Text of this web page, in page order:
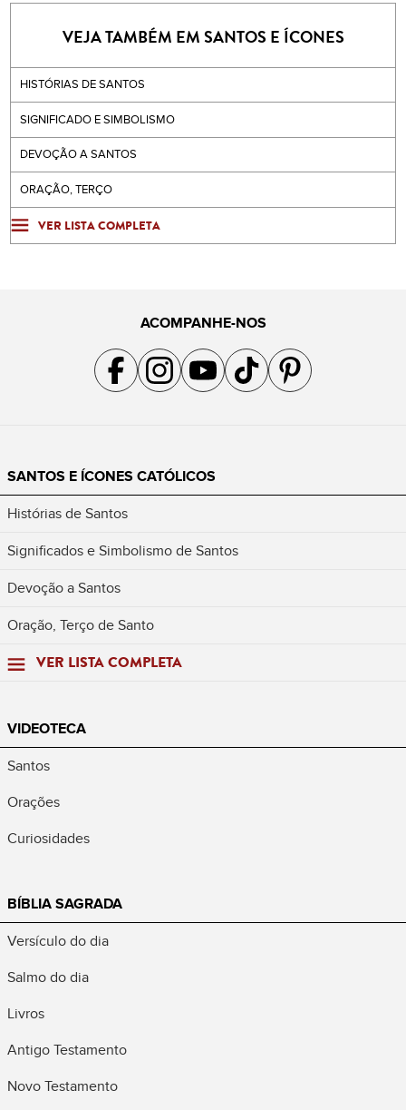
VEJA TAMBÉM EM SANTOS E ÍCONES
HISTÓRIAS DE SANTOS
SIGNIFICADO E SIMBOLISMO
DEVOÇÃO A SANTOS
ORAÇÃO, TERÇO
VER LISTA COMPLETA
ACOMPANHE-NOS
Acompanhe a gente no Facebook
Acompanhe a gente no Instagram
Acompanhe a gente no YouTube
Acompanhe a gente no TikTok
Acompanhe a gente no
SANTOS E ÍCONES CATÓLICOS
Histórias de Santos
Significados e Simbolismo de Santos
Devoção a Santos
Oração, Terço de Santo
VER LISTA COMPLETA
VIDEOTECA
Santos
Orações
Curiosidades
BÍBLIA SAGRADA
Versículo do dia
Salmo do dia
Livros
Antigo Testamento
Novo Testamento